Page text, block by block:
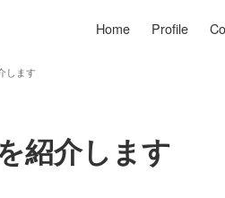
Home Profile
します
紹介します